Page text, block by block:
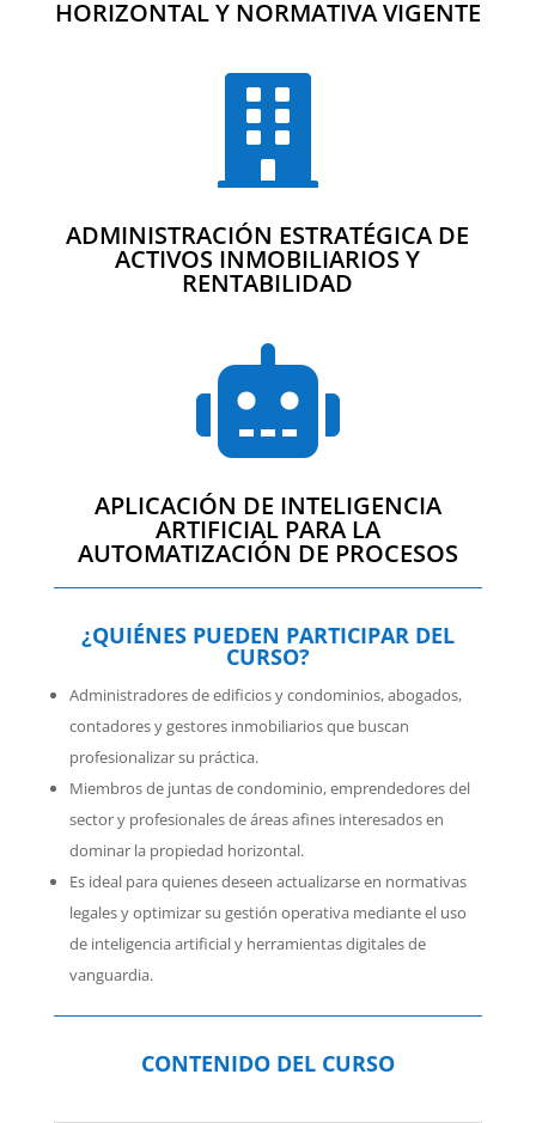
HORIZONTAL Y NORMATIVA VIGENTE

ADMINISTRACIÓN ESTRATÉGICA DE
ACTIVOS INMOBILIARIOS Y
RENTABILIDAD

APLICACIÓN DE INTELIGENCIA
ARTIFICIAL PARA LA
AUTOMATIZACIÓN DE PROCESOS
¿QUIÉNES PUEDEN PARTICIPAR DEL
CURSO?
Administradores de edificios y condominios, abogados,
contadores y gestores inmobiliarios que buscan
profesionalizar su práctica.
Miembros de juntas de condominio, emprendedores del
sector y profesionales de áreas afines interesados en
dominar la propiedad horizontal.
Es ideal para quienes deseen actualizarse en normativas
legales y optimizar su gestión operativa mediante el uso
de inteligencia artificial y herramientas digitales de
vanguardia.
CONTENIDO DEL CURSO